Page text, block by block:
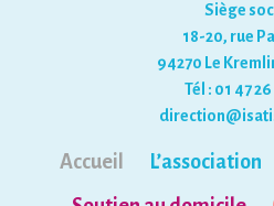
Siège
18-20, rue
94270 Le
Tél : 01 47 26
Accueil L’association